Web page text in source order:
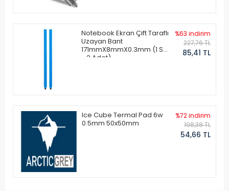
Notebook Ekran Çift Taraflı
Uzayan Bant
171mmX8mmX0.3mm (1 Set
- 2 Adet)
%63 indirim
227,76 TL
85,41 TL
Ice Cube Termal Pad 6w
0.5mm 50x50mm
%72 indirim
198,38 TL
54,66 TL